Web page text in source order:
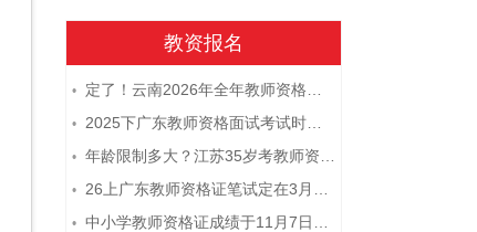
教资报名
• 定了！云南2026年全年教师资格证考试日程大公开！
• 2025下广东教师资格面试考试时间及科目内容（怎么考）
• 年龄限制多大？江苏35岁考教师资格证晚吗？
• 26上广东教师资格证笔试定在3月7日！附考试指南
• 中小学教师资格证成绩于11月7日10点查！